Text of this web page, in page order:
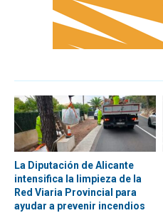
La Diputación de Alicante
intensifica la limpieza de la
Red Viaria Provincial para
ayudar a prevenir incendios